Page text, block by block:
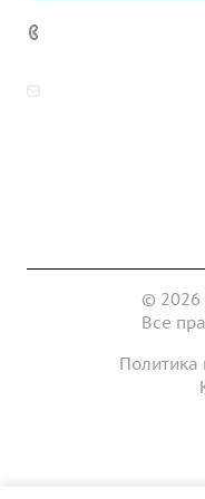
© 2026
Все
Политика